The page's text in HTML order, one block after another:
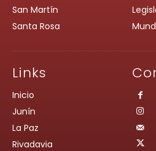
San Martín
Santa Rosa
Links
Inicio
Junín
La Paz
Rivadavia